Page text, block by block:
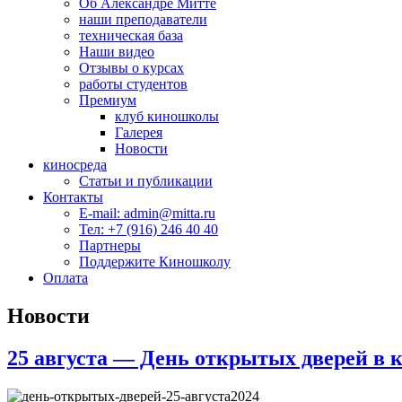
Об Александре Митте
наши преподаватели
техническая база
Наши видео
Отзывы о курсах
работы студентов
Премиум
клуб киношколы
Галерея
Новости
киносреда
Статьи и публикации
Контакты
E-mail: admin@mitta.ru
Тел: +7 (916) 246 40 40
Партнеры
Поддержите Киношколу
Оплата
Новости
25 августа — День открытых дверей в